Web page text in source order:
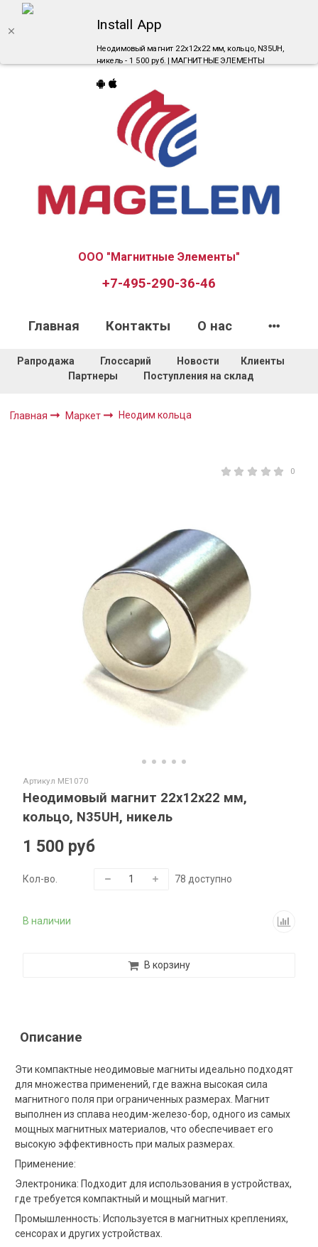
Install App
Неодимовый магнит 22х12х22 мм, кольцо, N35UH,
никель - 1 500 руб. | МАГНИТНЫЕ ЭЛЕМЕНТЫ
ООО "Магнитные Элементы"
+7-495-290-36-46
Главная Контакты О нас
Рапродажа Глоссарий Новости
Клиенты
Партнеры
Поступления на склад
Главная Маркет Неодим кольца
0
Артикул ME1070
Неодимовый магнит 22х12х22 мм,
кольцо, N35UH, никель
В наличии
1 500 руб
Кол-во. 78 доступно
В корзину
Описание
Эти компактные неодимовые магниты идеально подходят
для множества применений, где важна высокая сила
магнитного поля при ограниченных размерах. Магнит
выполнен из сплава неодим-железо-бор, одного из самых
мощных магнитных материалов, что обеспечивает его
высокую эффективность при малых размерах.
Применение:
Электроника: Подходит для использования в устройствах,
где требуется компактный и мощный магнит.
Промышленность: Используется в магнитных креплениях,
сенсорах и других устройствах.